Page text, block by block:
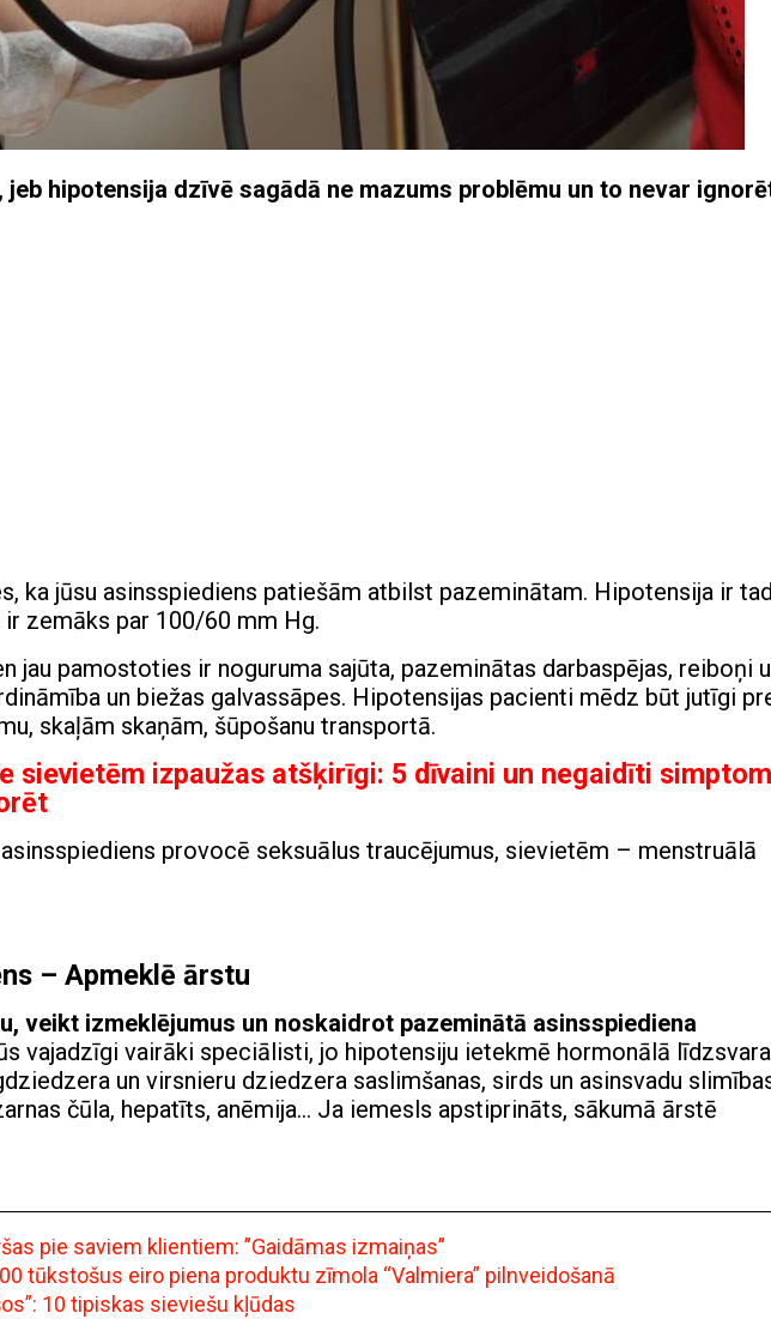
hipotensija dzīvē sagādā ne mazums problēmu un to nevar
ka jūsu asinsspiediens patiešām atbilst pazeminātam. Hipotensija ir
zemāks par 100/60 mm Hg.
jau pamostoties ir noguruma sajūta, pazeminātas darbaspējas, reiboņi
un biežas galvassāpes. Hipotensijas pacienti mēdz būt jutīgi
skaļām skaņām, šūpošanu transportā.
sievietēm izpaužas atšķirīgi: 5 dīvaini un negaidīti
provocē seksuālus traucējumus, sievietēm – menstruālā
– Apmeklē ārstu
veikt izmeklējumus un noskaidrot pazeminātā asinsspiediena
vajadzīgi vairāki speciālisti, jo hipotensiju ietekmē hormonālā līdzsvara
un virsnieru dziedzera saslimšanas, sirds un asinsvadu
čūla, hepatīts, anēmija… Ja iemesls apstiprināts, sākumā ārstē
pie saviem klientiem: ”Gaidāmas izmaiņas”
tūkstošus eiro piena produktu zīmola “Valmiera” pilnveidošanā
10 tipiskas sieviešu kļūdas